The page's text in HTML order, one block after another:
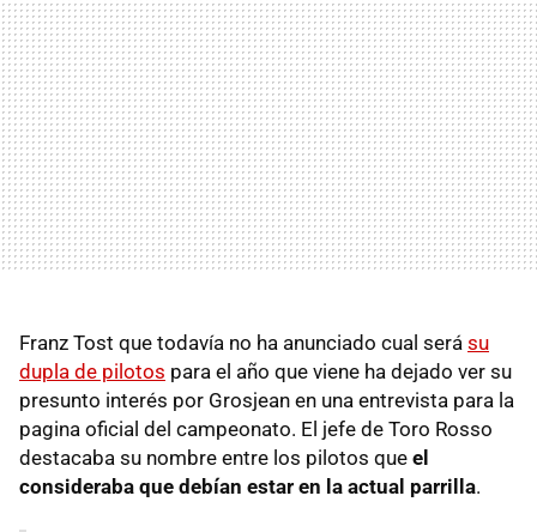
Franz Tost que todavía no ha anunciado cual será su
dupla de pilotos para el año que viene ha dejado ver su
presunto interés por Grosjean en una entrevista para la
pagina oficial del campeonato. El jefe de Toro Rosso
destacaba su nombre entre los pilotos que el
consideraba que debían estar en la actual parrilla.